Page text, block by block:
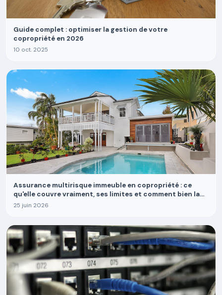
Guide complet : optimiser la gestion de votre
copropriété en 2026
10 oct. 2025
Assurance multirisque immeuble en copropriété : ce
qu'elle couvre vraiment, ses limites et comment bien la
choisir
25 juin 2026